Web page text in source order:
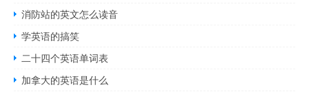
消防站的英文怎么读音
学英语的搞笑
二十四个英语单词表
加拿大的英语是什么